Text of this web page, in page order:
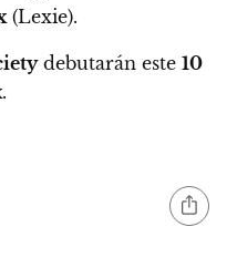
(Lexie).
debutarán este 10
.